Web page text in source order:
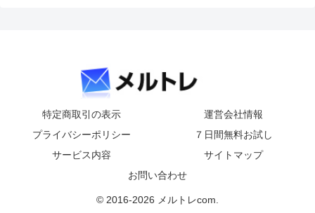
特定商取引の表示
運営会社情報
プライバシーポリシー
７日間無料お試し
サービス内容
サイトマップ
お問い合わせ
© 2016-2026 メルトレcom.